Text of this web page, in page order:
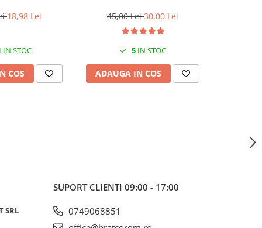
18,98 Lei
IN STOC
COS
45,00 Lei30,00 Lei
5 IN STOC
ADAUGA IN COS
SRL
SUPORT CLIENTI 09:00 - 17:00
0749068851